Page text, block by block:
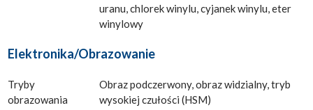
uranu, chlorek winylu, cyjanek winylu, eter
winylowy
Elektronika/Obrazowanie
Tryby
obrazowania
Obraz podczerwony, obraz widzialny, tryb
wysokiej czułości (HSM)